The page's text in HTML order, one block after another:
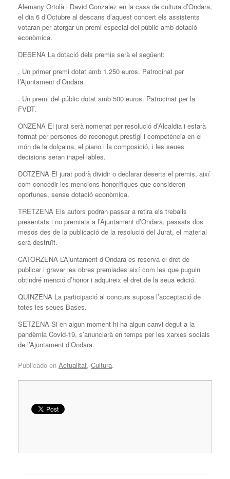
Alemany Ortolà i David Gonzalez en la casa de cultura d’Ondara,
el dia 6 d’Octubre al descans d’aquest concert els assistents
votaran per atorgar un premi especial del públic amb dotació
econòmica.
DESENA La dotació dels premis serà el següent:
. Un primer premi dotat amb 1.250 euros. Patrocinat per
l’Ajuntament d’Ondara.
. Un premi del públic dotat amb 500 euros. Patrocinat per la
FVDT.
ONZENA El jurat serà nomenat per resolució d’Alcaldia i estarà
format per persones de reconegut prestigi i competència en el
món de la dolçaina, el piano i la composició, i les seues
decisions seran inapel·lables.
DOTZENA El jurat podrà dividir o declarar deserts el premis, així
com concedir les mencions honorífiques que consideren
oportunes, sense dotació econòmica.
TRETZENA Els autors podran passar a retira els treballs
presentats i no premiats a l’Ajuntament d’Ondara, passats dos
mesos des de la publicació de la resolució del Jurat, el material
serà destruït.
CATORZENA L’Ajuntament d’Ondara es reserva el dret de
publicar i gravar les obres premiades així com les que puguin
obtindré menció d’honor i adquireix el dret de la seua edició.
QUINZENA La participació al concurs suposa l’acceptació de
totes les seues Bases.
SETZENA Si en algun moment hi ha algun canvi degut a la
pandèmia Covid-19, s’anunciarà en temps per les xarxes socials
de l’Ajuntament d’Ondara.
Publicado en Actualitat, Cultura.